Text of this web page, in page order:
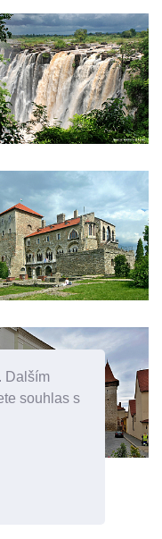
Dalším
souhlas s